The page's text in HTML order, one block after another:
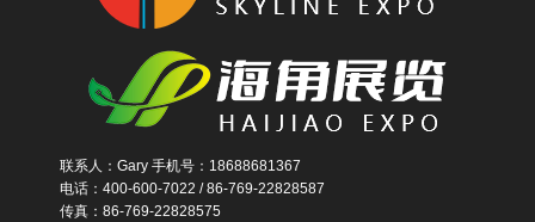
联系人：Gary 手机号：18688681367
电话：400-600-7022 / 86-769-22828587
传真：86-769-22828575